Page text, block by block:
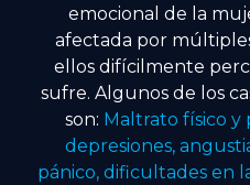
emocional de la
afectada por
ellos difícilmente
sufre. Algunos de los
son: Maltrato físico y
depresiones,
pánico, dificultades en